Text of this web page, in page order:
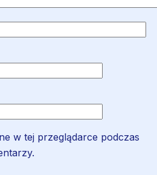
w tej przeglądarce podczas